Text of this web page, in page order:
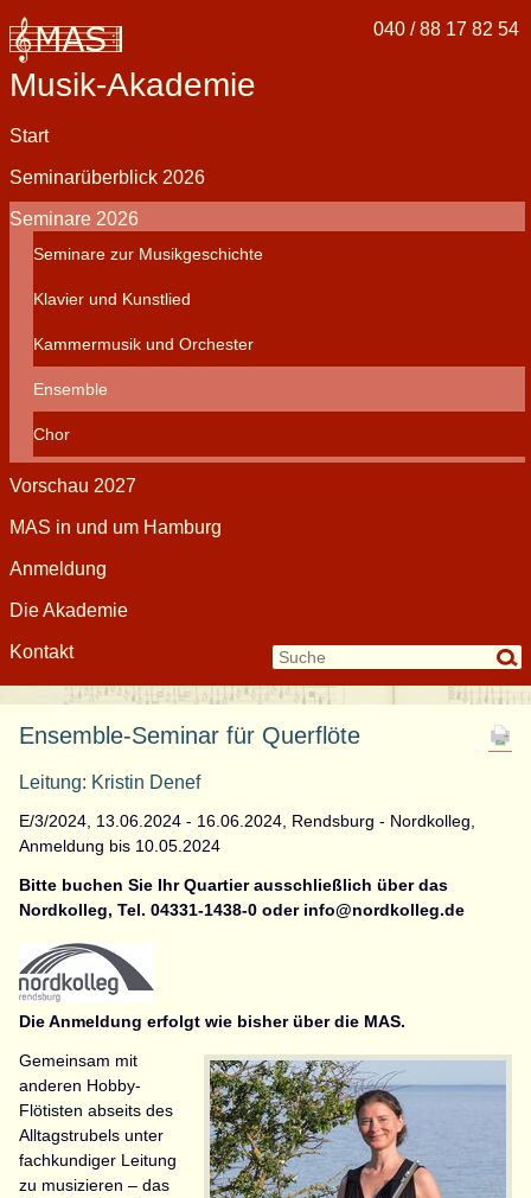
Musik-Akademie
040 / 88 17 82 54
überspringen
Start
Seminarüberblick 2026
Seminare 2026
Seminare zur Musikgeschichte
Klavier und Kunstlied
Kammermusik und Orchester
Ensemble
Chor
Vorschau 2027
MAS in und um Hamburg
Anmeldung
Die Akademie
Kontakt
Ensemble-Seminar für Querflöte
Leitung: Kristin Denef
E/3/2024, 13.06.2024 - 16.06.2024, Rendsburg - Nordkolleg,
Anmeldung bis 10.05.2024
Bitte buchen Sie Ihr Quartier ausschließlich über das
Nordkolleg, Tel. 04331-1438-0 oder info@nordkolleg.de
Die Anmeldung erfolgt wie bisher über die MAS.
Gemeinsam mit
anderen Hobby-
Flötisten abseits des
Alltagstrubels unter
fachkundiger Leitung
zu musizieren – das